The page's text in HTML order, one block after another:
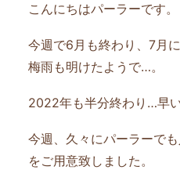
こんにちはパーラーです。
今週で6月も終わり、7月
梅雨も明けたようで…。
2022年も半分終わり…早
今週、久々にパーラーで
をご用意致しました。